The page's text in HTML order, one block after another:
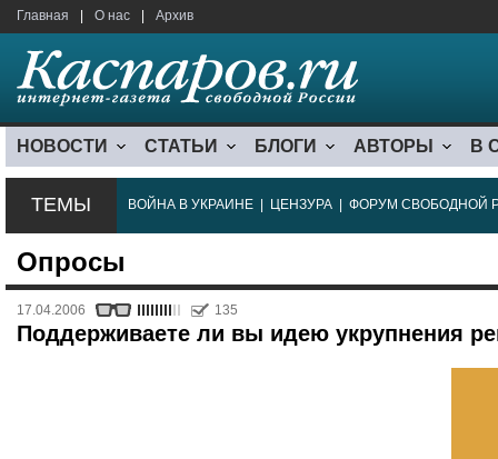
Главная О нас Архив
НОВОСТИ СТАТЬИ БЛОГИ АВТОРЫ В
ТЕМЫ ВОЙНА В УКРАИНЕ ЦЕНЗУРА ФОРУМ СВОБОДНОЙ
Опросы
17.04.2006 135
Поддерживаете ли вы идею укрупнения